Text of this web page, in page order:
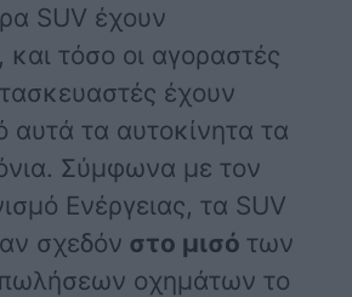
SUV έχουν
και τόσο οι αγοραστές
έχουν
αυτά τα αυτοκίνητα τα
Σύμφωνα με τον
Ενέργειας, τα SUV
σχεδόν στο μισότων
οχημάτων το